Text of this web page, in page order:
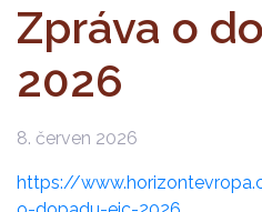
Zpráva o
2026
8. červen 2026
https://